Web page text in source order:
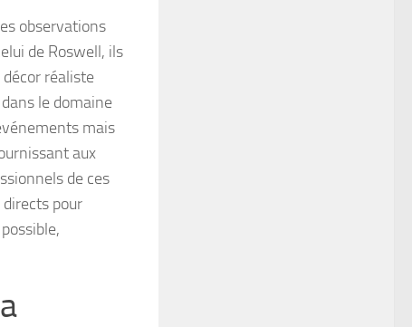
observations
de Roswell, ils
réaliste
le domaine
mais
aux
de ces
pour